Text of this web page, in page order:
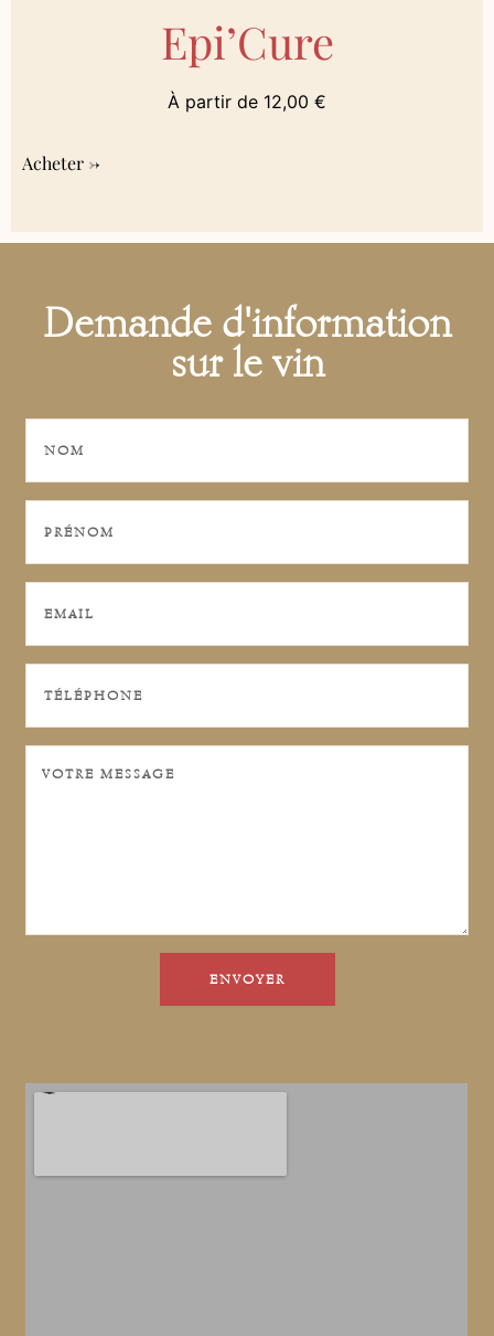
Epi’Cure
À partir de 12,00 €
Demande d'information
sur le vin
ENVOYER